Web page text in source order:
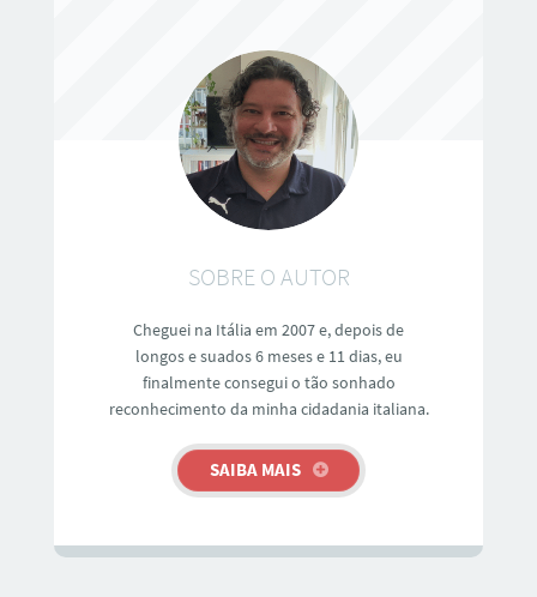
SOBRE O AUTOR
Cheguei na Itália em 2007 e, depois de
longos e suados 6 meses e 11 dias, eu
finalmente consegui o tão sonhado
reconhecimento da minha cidadania italiana.
SAIBA MAIS